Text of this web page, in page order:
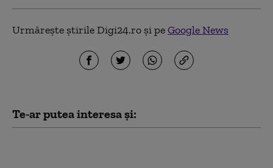
Urmărește știrile Digi24.ro și peGoogle News
Te-ar putea interesa și: